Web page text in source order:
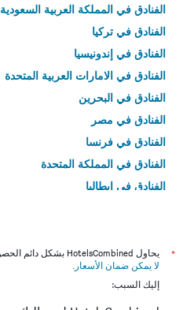
الفنادق في المملكة العربية السعودية
الفنادق في تركيا
الفنادق في إندونيسيا
الفنادق في الامارات العربية المتحدة
الفنادق في البحرين
الفنادق في مصر
الفنادق في فرنسا
الفنادق في المملكة المتحدة
الفنادق في إيطاليا
*
يحاول HotelsCombined بشكل دائم الحصول على الأسعار الدقيقة، ولكن
لا يمكن ضمان الأسعار .
إليك السبب: